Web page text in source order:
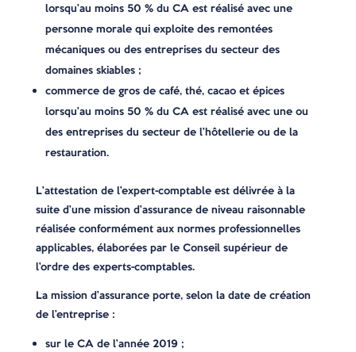
lorsqu’au moins 50 % du CA est réalisé avec une
personne morale qui exploite des remontées
mécaniques ou des entreprises du secteur des
domaines skiables ;
commerce de gros de café, thé, cacao et épices
lorsqu’au moins 50 % du CA est réalisé avec une ou
des entreprises du secteur de l’hôtellerie ou de la
restauration.
L’attestation de l’expert-comptable est délivrée à la
suite d’une mission d’assurance de niveau raisonnable
réalisée conformément aux normes professionnelles
applicables, élaborées par le Conseil supérieur de
l’ordre des experts-comptables.
La mission d’assurance porte, selon la date de création
de l’entreprise :
sur le CA de l’année 2019 ;